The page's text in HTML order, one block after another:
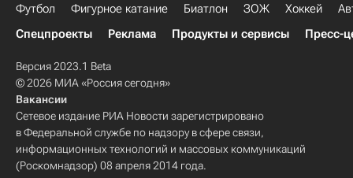
Футбол Фигурное катание Биатлон ЗОЖ Хоккей
Спецпроекты
Реклама Продукты и сервисы Пресс-
Версия 2023.1 Beta
© 2026 МИА «Россия сегодня»
Вакансии
Сетевое издание РИА Новости зарегистрировано
в Федеральной службе по надзору в сфере связи,
информационных технологий и массовых коммуникаций
(Роскомнадзор) 08 апреля 2014 года.